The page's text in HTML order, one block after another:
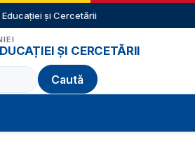
și Cercetării
ȘI CERCETĂRII